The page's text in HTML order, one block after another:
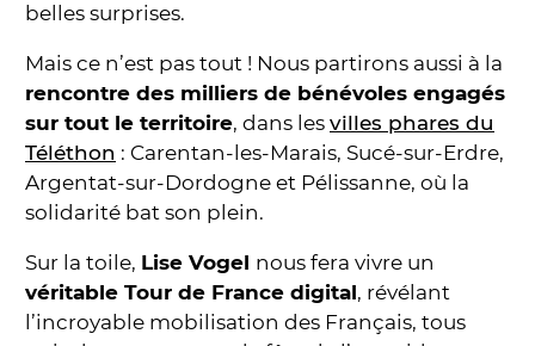
belles surprises.
Mais ce n’est pas tout ! Nous partirons aussi à la
rencontre des milliers de bénévoles engagés
sur tout le territoire, dans les villes phares du
Téléthon : Carentan-les-Marais, Sucé-sur-Erdre,
Argentat-sur-Dordogne et Pélissanne, où la
solidarité bat son plein.
Sur la toile, Lise Vogel nous fera vivre un
véritable Tour de France digital, révélant
l’incroyable mobilisation des Français, tous